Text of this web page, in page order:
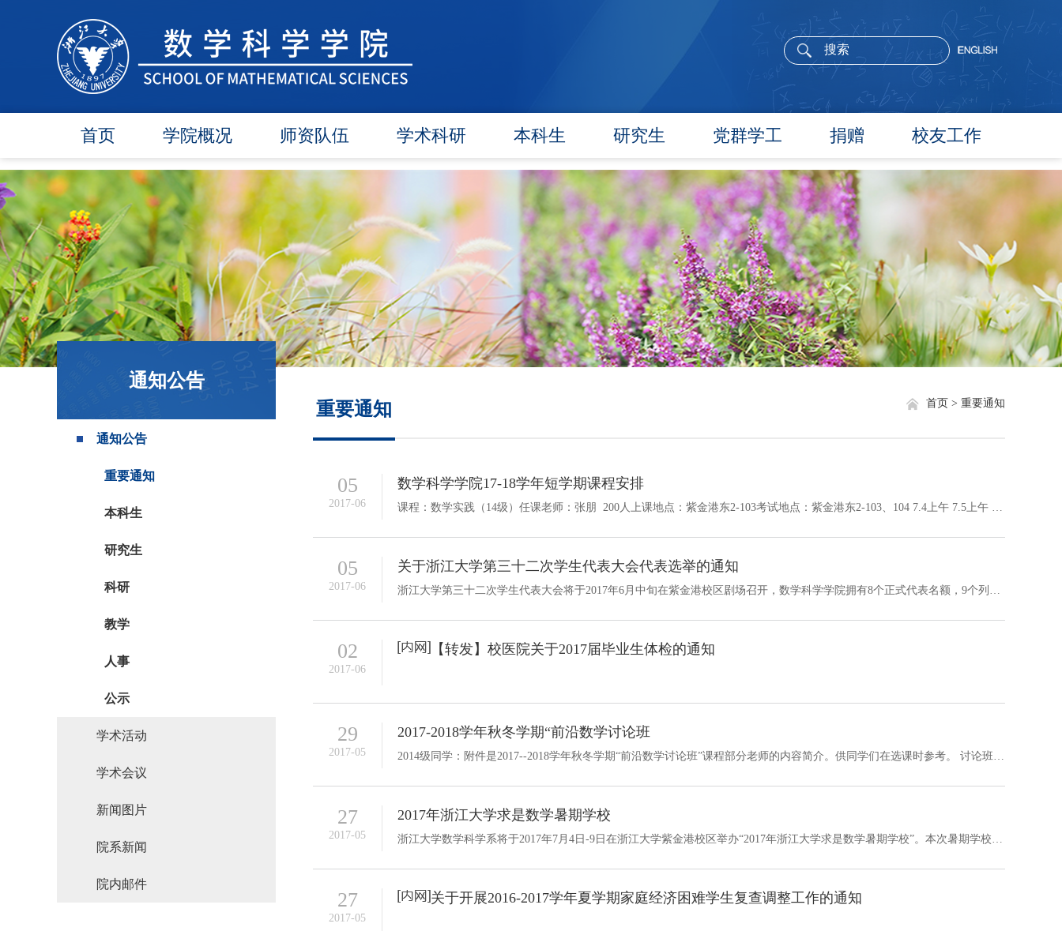
首页 学院概况
学院简介
学院领导
各委员会
办事指南
行政团队
师资队伍
在任教师
博导师资
硕导师资
退休教师
人才引进
学术科研
学术活动
文件汇编
本科生
信息公告
教研动态
学籍管理
实践教学
对外交流
研究生
信息公告
招生工作
培养工作
毕业学位
政策文件
党群学工
党委概况
党建工作
文件汇编
团学通知
团学新闻
教工之家
捐赠 校友工作
校友新闻
校友风采
校友名录
通知公告
通知公告
重要通知
本科生
研究生
科研
教学
人事
公示
学术活动
学术会议
新闻图片
院系新闻
院内邮件
重要通知 重要通知
首页 >
05
2017-06
数学科学学院17-18学年短学期课程安排
课程：数学实践（14级）任课老师：张朋 200人上课地点：紫金港东2-103考试地点：紫金港东2-103、104 7.4上午 7.5上午 7.6上午 7.7上午 7.8上午 7.9上午 7.10上午 7．11上午 8:30上课 上课 上课 上...
05
2017-06
关于浙江大学第三十二次学生代表大会代表选举的通知
浙江大学第三十二次学生代表大会将于2017年6月中旬在紫金港校区剧场召开，数学科学学院拥有8个正式代表名额，9个列席代表名额，2个委员候选人名额。请有意向的同学下载附件《浙江大学第三十二届学生代表大会代表申报表》并进行填写，于6月8日（周四）12:00前将纸质版表格交至丹阳3舍连廊203办公室，电子版表格发至461229764@qq.com。 常见问题及其解答如下：Q1：正式代表和列席代表有什么区别？A1：正式代表是指具有参加会议...
02
2017-06
【转发】校医院关于2017届毕业生体检的通知
29
2017-05
2017-2018学年秋冬学期“前沿数学讨论班
2014级同学：附件是2017--2018学年秋冬学期“前沿数学讨论班”课程部分老师的内容简介。供同学们在选课时参考。 讨论班.doc
27
2017-05
2017年浙江大学求是数学暑期学校
浙江大学数学科学系将于2017年7月4日-9日在浙江大学紫金港校区举办“2017年浙江大学求是数学暑期学校”。本次暑期学校的内容将涵盖分析、几何与概率论等。我们将邀请中科院院士、中科院数学与系统科学研究院严加安教授、美国华盛顿大学西雅图分校陈振庆教授、北京大学朱小华教授和章志飞教授担任主讲教师。本期课程将总共安排40个课时，修满32课时，且成绩合格者，将获2个学分。我们将为每门课程安排若干研究生担任助教。。 授课对...
27
2017-05
关于开展2016-2017学年夏学期家庭经济困难学生复查调整工作的通知